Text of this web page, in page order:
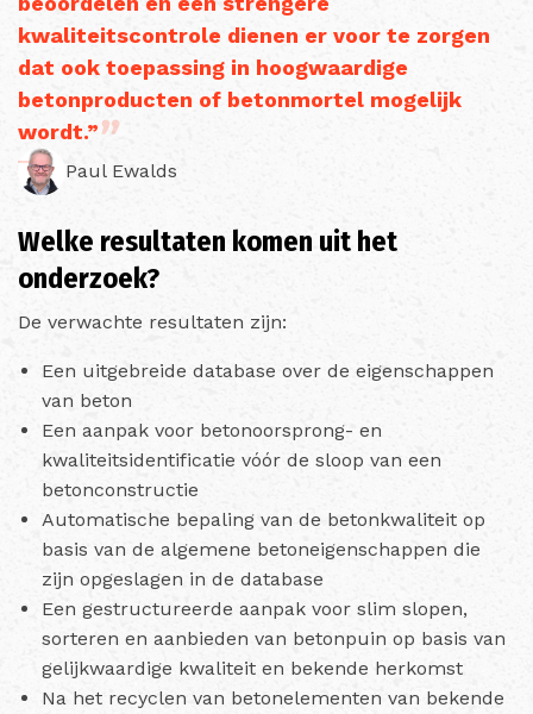
kwaliteitscontrole dienen er voor te zorgen
dat ook toepassing in hoogwaardige
betonproducten of betonmortel mogelijk
wordt.”
Paul Ewalds
Welke resultaten komen uit het
onderzoek?
De verwachte resultaten zijn:
Een uitgebreide database over de eigenschappen
van beton
Een aanpak voor betonoorsprong- en
kwaliteitsidentificatie vóór de sloop van een
betonconstructie
Automatische bepaling van de betonkwaliteit op
basis van de algemene betoneigenschappen die
zijn opgeslagen in de database
Een gestructureerde aanpak voor slim slopen,
sorteren en aanbieden van betonpuin op basis van
gelijkwaardige kwaliteit en bekende herkomst
Na het recyclen van betonelementen van bekende